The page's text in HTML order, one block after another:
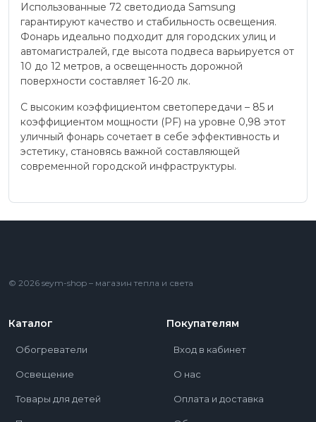
Использованные 72 светодиода Samsung
гарантируют качество и стабильность освещения.
Фонарь идеально подходит для городских улиц и
автомагистралей, где высота подвеса варьируется от
10 до 12 метров, а освещенность дорожной
поверхности составляет 16-20 лк.
С высоким коэффициентом светопередачи – 85 и
коэффициентом мощности (PF) на уровне 0,98 этот
уличный фонарь сочетает в себе эффективность и
эстетику, становясь важной составляющей
современной городской инфраструктуры.
© 2026 seym-shop – магазин тепла и света
Каталог
Обогреватели
Освещение
Товары для детей
Покупателям
Вход в кабинет
О нас
Оплата и доставка